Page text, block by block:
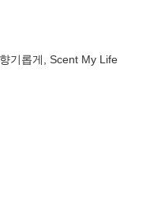
기롭게, Scent My Life